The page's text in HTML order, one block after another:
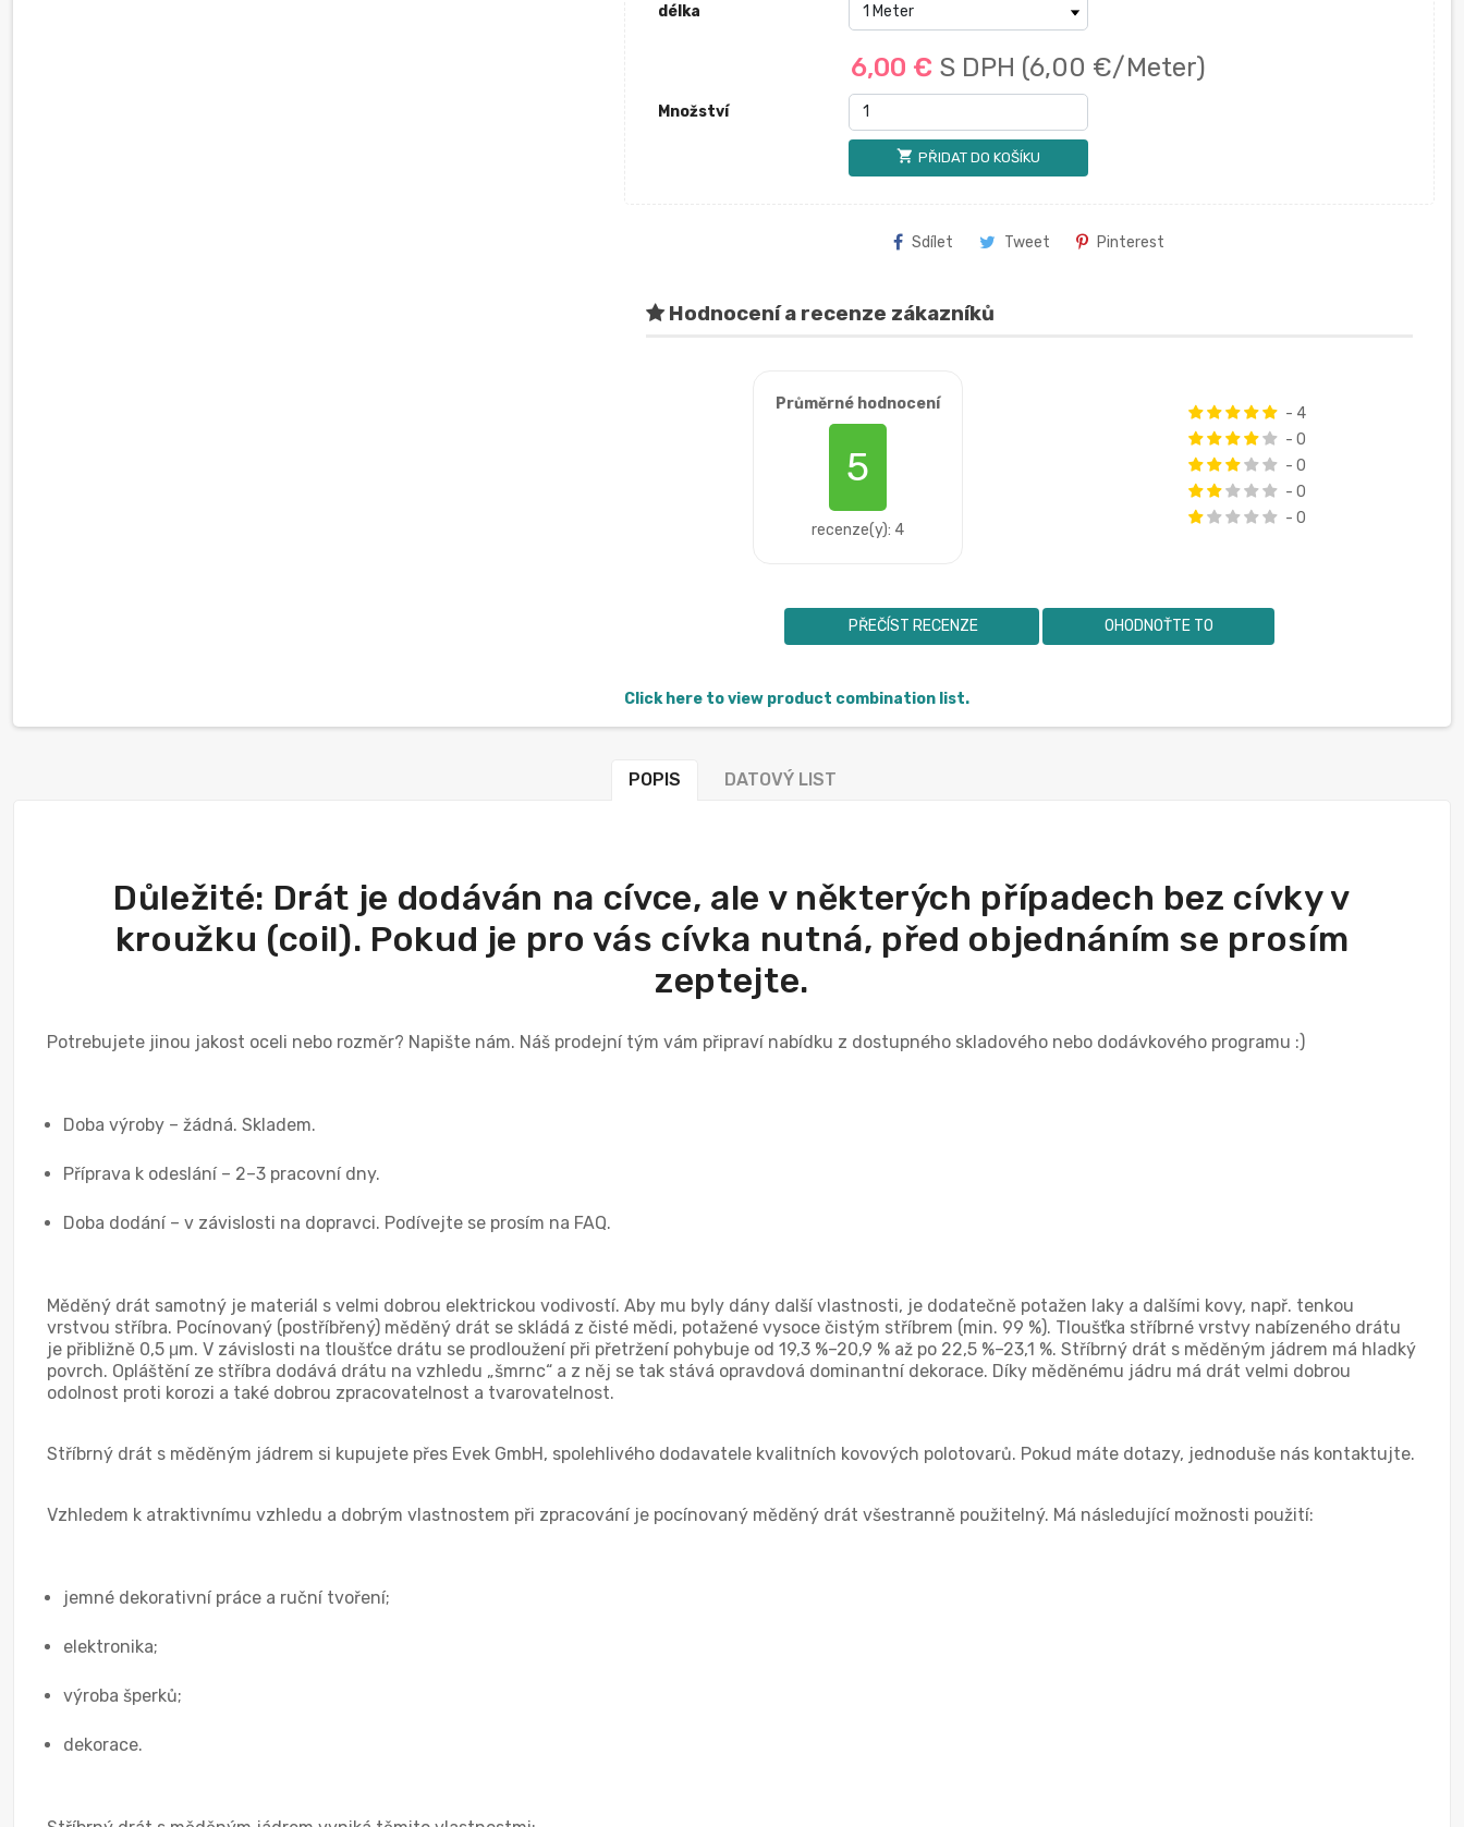
délka
6,00 € S DPH (6,00 €/Meter)
Množství
shopping_cart PŘIDAT DO KOŠÍKU
Sdílet Tweet Pinterest
Hodnocení a recenze zákazníků
Průměrné hodnocení
5
recenze(y): 4
- 4
- 0
- 0
- 0
- 0
PŘEČÍST RECENZE OHODNOŤTE TO
Click here to view product combination list.
POPIS DATOVÝ LIST
Důležité: Drát je dodáván na cívce, ale v některých případech bez cívky v
kroužku (coil). Pokud je pro vás cívka nutná, před objednáním se prosím
zeptejte.
Potrebuje­te jinou jakost oceli nebo rozměr? Napište nám. Náš prodejní tým vám připraví nabídku z dostupného skladového nebo dodávkového programu :)
Doba výroby – žádná. Skladem.
Příprava k odeslání – 2–3 pracovní dny.
Doba dodání – v závislosti na dopravci. Podívejte se prosím na FAQ.
Měděný drát samotný je materiál s velmi dobrou elektrickou vodivostí. Aby mu byly dány další vlastnosti, je dodatečně potažen laky a dalšími kovy, např. tenkou
vrstvou stříbra. Pocínovaný (postříbřený) měděný drát se skládá z čisté mědi, potažené vysoce čistým stříbrem (min. 99 %). Tloušťka stříbrné vrstvy nabízeného drátu
je přibližně 0,5 μm. V závislosti na tloušťce drátu se prodloužení při přetržení pohybuje od 19,3 %–20,9 % až po 22,5 %–23,1 %. Stříbrný drát s měděným jádrem má hladký
povrch. Opláštění ze stříbra dodává drátu na vzhledu „šmrnc“ a z něj se tak stává opravdová dominantní dekorace. Díky měděnému jádru má drát velmi dobrou
odolnost proti korozi a také dobrou zpracovatelnost a tvarovatelnost.
Stříbrný drát s měděným jádrem si kupujete přes Evek GmbH, spolehlivého dodavatele kvalitních kovových polotovarů. Pokud máte dotazy, jednoduše nás kontaktujte.
Vzhledem k atraktivnímu vzhledu a dobrým vlastnostem při zpracování je pocínovaný měděný drát všestranně použitelný. Má následující možnosti použití:
jemné dekorativní práce a ruční tvoření;
elektronika;
výroba šperků;
dekorace.